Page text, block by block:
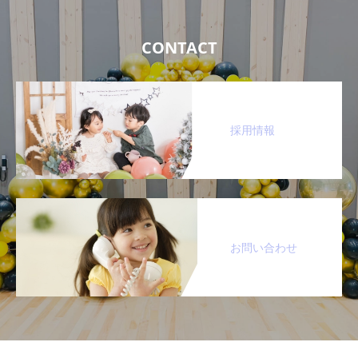
じ、安全対策を実施し個人情報の厳重な管理
を行ないます。
個人情報の利用目的
お客さまからお預かりした個人情報は、当社
からのご連絡や業務のご案内やご質問に対す
る回答として、電子メールや資料のご送付に
利用いたします。
個人情報の第三者への開示・提供の禁
当社は、お客さまよりお預かりした個人情報
を適切に管理し、次のいずれかに該当する場
合を除き、個人情報を第三者に開示いたしま
CONTACT
採用情報
お問い合わせ